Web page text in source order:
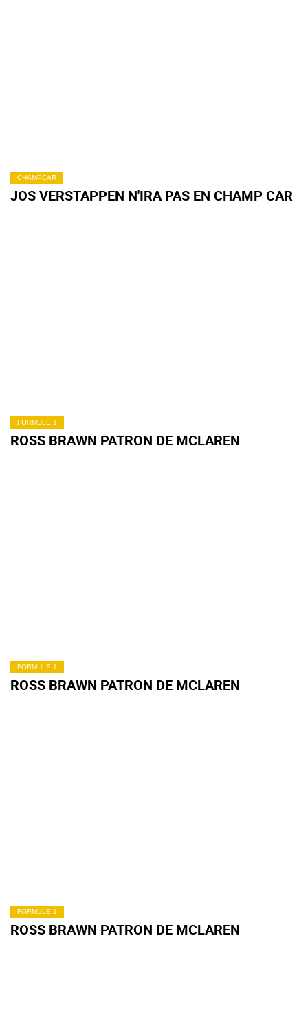
CHAMPCAR
JOS VERSTAPPEN N'IRA PAS EN CHAMP CAR
FORMULE 1
ROSS BRAWN PATRON DE MCLAREN
FORMULE 1
ROSS BRAWN PATRON DE MCLAREN
FORMULE 1
ROSS BRAWN PATRON DE MCLAREN